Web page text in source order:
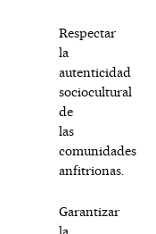
Respectar
la
autenticidad
sociocultural
de
las
comunidades
anfitrionas.
Garantizar
la